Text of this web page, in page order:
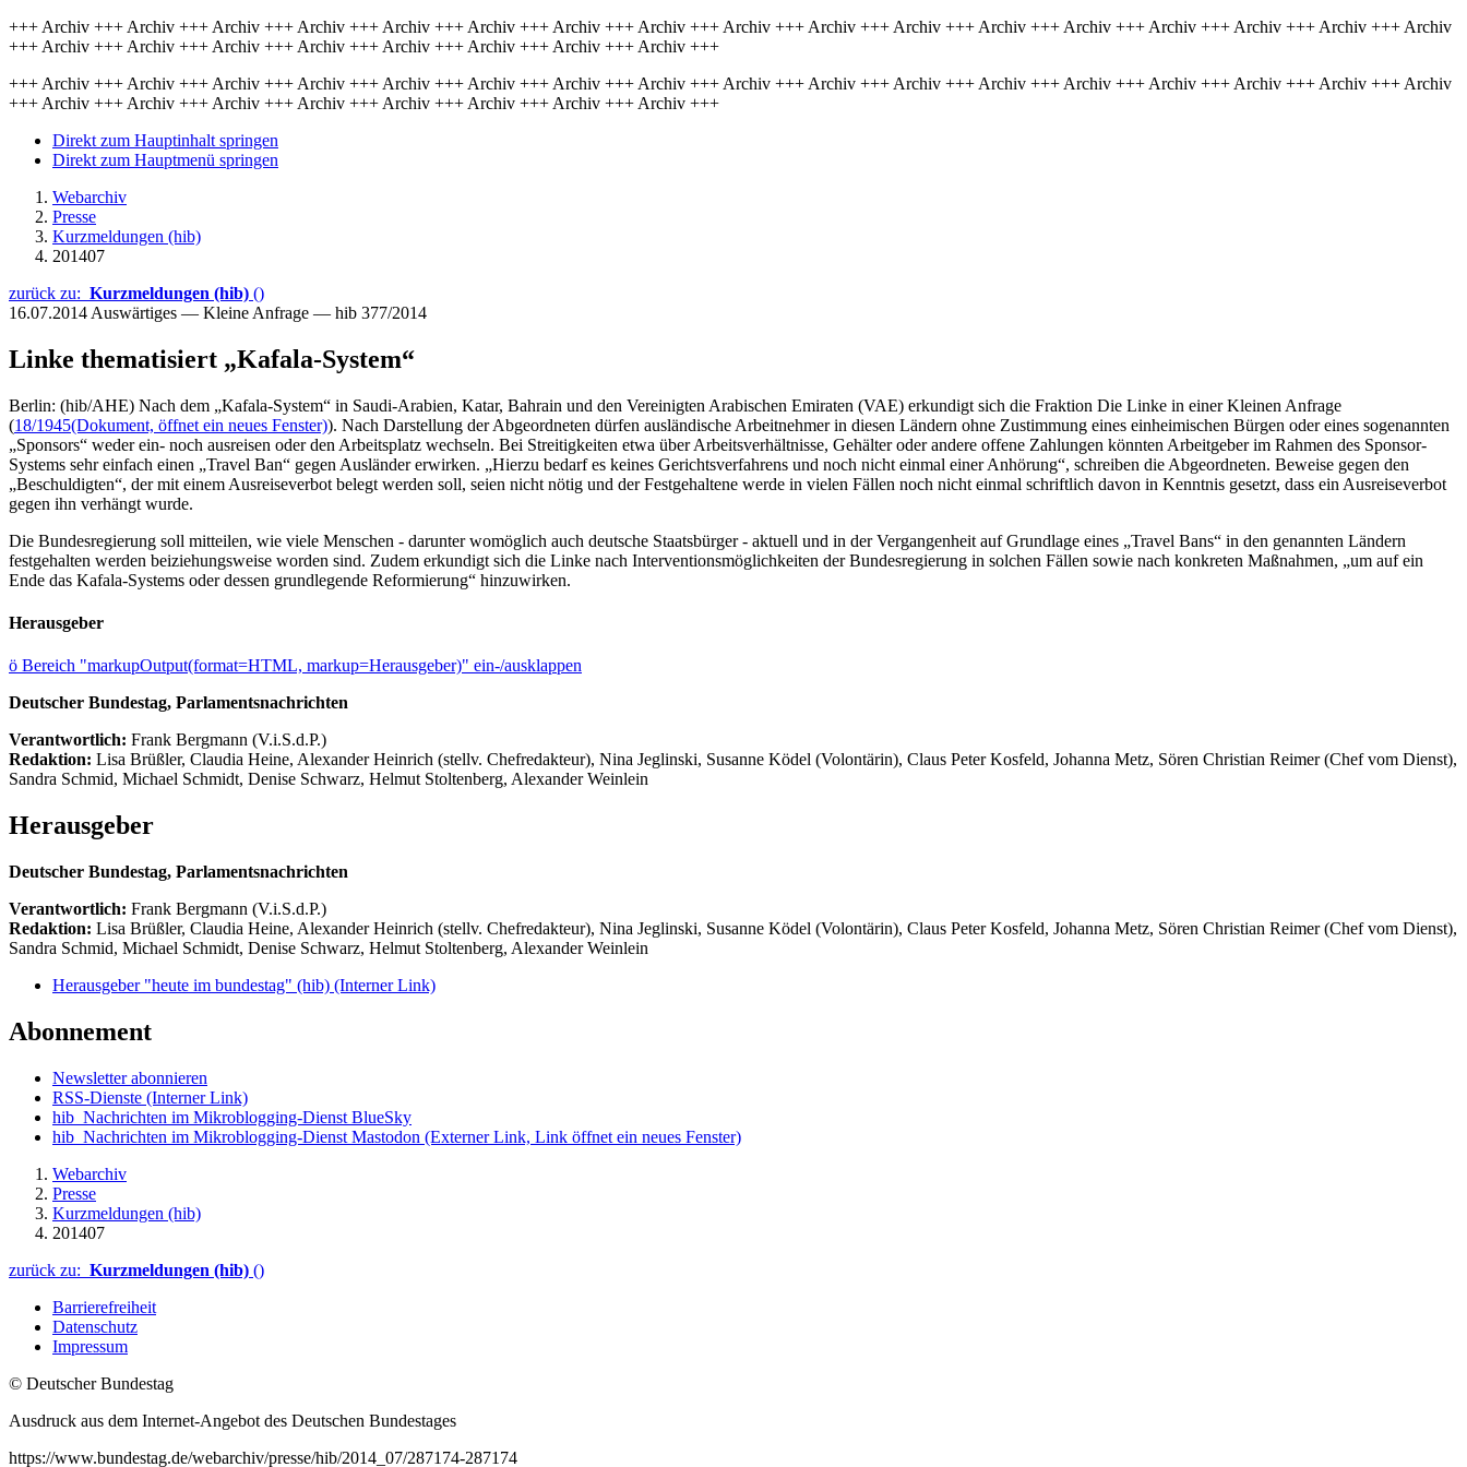
+++ Archiv +++ Archiv +++ Archiv +++ Archiv +++ Archiv +++ Archiv +++ Archiv +++ Archiv +++ Archiv +++ Archiv +++ Archiv +++ Archiv +++ Archiv +++ Archiv +++ Archiv +++ Archiv +++ Archiv
+++ Archiv +++ Archiv +++ Archiv +++ Archiv +++ Archiv +++ Archiv +++ Archiv +++ Archiv +++
+++ Archiv +++ Archiv +++ Archiv +++ Archiv +++ Archiv +++ Archiv +++ Archiv +++ Archiv +++ Archiv +++ Archiv +++ Archiv +++ Archiv +++ Archiv +++ Archiv +++ Archiv +++ Archiv +++ Archiv
+++ Archiv +++ Archiv +++ Archiv +++ Archiv +++ Archiv +++ Archiv +++ Archiv +++ Archiv +++
Direkt zum Hauptinhalt springen
Direkt zum Hauptmenü springen
Webarchiv
Presse
Kurzmeldungen (hib)
201407
zurück zu: Kurzmeldungen (hib) ()
16.07.2014 Auswärtiges — Kleine Anfrage — hib 377/2014
Linke thematisiert „Kafala-System“
Berlin: (hib/AHE) Nach dem „Kafala-System“ in Saudi-Arabien, Katar, Bahrain und den Vereinigten Arabischen Emiraten (VAE) erkundigt sich die Fraktion Die Linke in einer Kleinen Anfrage
(18/1945(Dokument, öffnet ein neues Fenster)). Nach Darstellung der Abgeordneten dürfen ausländische Arbeitnehmer in diesen Ländern ohne Zustimmung eines einheimischen Bürgen oder eines sogenannten
„Sponsors“ weder ein- noch ausreisen oder den Arbeitsplatz wechseln. Bei Streitigkeiten etwa über Arbeitsverhältnisse, Gehälter oder andere offene Zahlungen könnten Arbeitgeber im Rahmen des Sponsor-
Systems sehr einfach einen „Travel Ban“ gegen Ausländer erwirken. „Hierzu bedarf es keines Gerichtsverfahrens und noch nicht einmal einer Anhörung“, schreiben die Abgeordneten. Beweise gegen den
„Beschuldigten“, der mit einem Ausreiseverbot belegt werden soll, seien nicht nötig und der Festgehaltene werde in vielen Fällen noch nicht einmal schriftlich davon in Kenntnis gesetzt, dass ein Ausreiseverbot
gegen ihn verhängt wurde.
Die Bundesregierung soll mitteilen, wie viele Menschen - darunter womöglich auch deutsche Staatsbürger - aktuell und in der Vergangenheit auf Grundlage eines „Travel Bans“ in den genannten Ländern
festgehalten werden beiziehungsweise worden sind. Zudem erkundigt sich die Linke nach Interventionsmöglichkeiten der Bundesregierung in solchen Fällen sowie nach konkreten Maßnahmen, „um auf ein
Ende das Kafala-Systems oder dessen grundlegende Reformierung“ hinzuwirken.
Herausgeber
ö Bereich "markupOutput(format=HTML, markup=Herausgeber)" ein-/ausklappen
Deutscher Bundestag, Parlamentsnachrichten
Verantwortlich: Frank Bergmann (V.i.S.d.P.)
Redaktion: Lisa Brüßler, Claudia Heine, Alexander Heinrich (stellv. Chefredakteur), Nina Jeglinski, Susanne Ködel (Volontärin), Claus Peter Kosfeld, Johanna Metz, Sören Christian Reimer (Chef vom Dienst),
Sandra Schmid, Michael Schmidt, Denise Schwarz, Helmut Stoltenberg, Alexander Weinlein
Herausgeber
Deutscher Bundestag, Parlamentsnachrichten
Verantwortlich: Frank Bergmann (V.i.S.d.P.)
Redaktion: Lisa Brüßler, Claudia Heine, Alexander Heinrich (stellv. Chefredakteur), Nina Jeglinski, Susanne Ködel (Volontärin), Claus Peter Kosfeld, Johanna Metz, Sören Christian Reimer (Chef vom Dienst),
Sandra Schmid, Michael Schmidt, Denise Schwarz, Helmut Stoltenberg, Alexander Weinlein
Herausgeber "heute im bundestag" (hib) (Interner Link)
Abonnement
Newsletter abonnieren
RSS-Dienste (Interner Link)
hib_Nachrichten im Mikroblogging-Dienst BlueSky
hib_Nachrichten im Mikroblogging-Dienst Mastodon (Externer Link, Link öffnet ein neues Fenster)
Webarchiv
Presse
Kurzmeldungen (hib)
201407
zurück zu: Kurzmeldungen (hib) ()
Barrierefreiheit
Datenschutz
Impressum
© Deutscher Bundestag
Ausdruck aus dem Internet-Angebot des Deutschen Bundestages
https://www.bundestag.de/webarchiv/presse/hib/2014_07/287174-287174